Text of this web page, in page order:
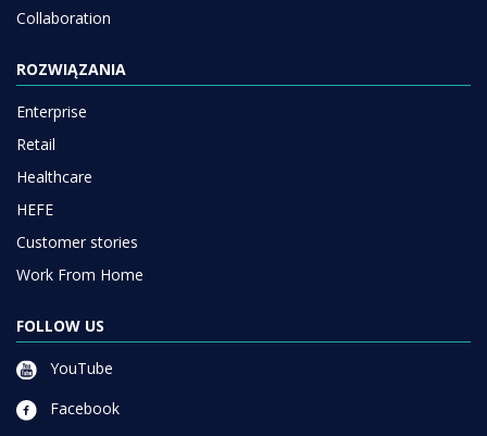
Collaboration
ROZWIĄZANIA
Enterprise
Retail
Healthcare
HEFE
Customer stories
Work From Home
FOLLOW US
YouTube
Facebook